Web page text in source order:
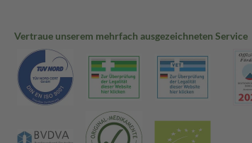
Vertraue unserem mehrfach ausgezeichneten Service